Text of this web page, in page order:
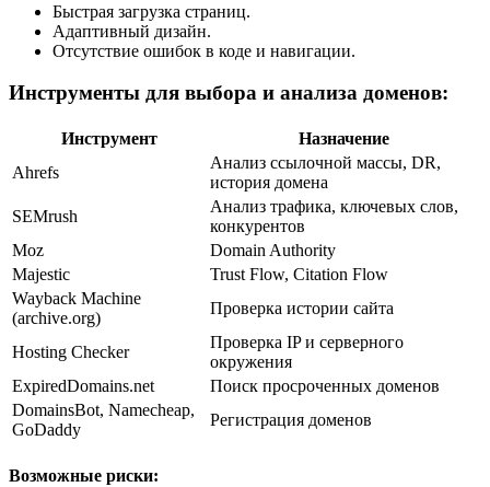
Быстрая загрузка страниц.
Адаптивный дизайн.
Отсутствие ошибок в коде и навигации.
Инструменты для выбора и анализа доменов:
Инструмент
Назначение
Ahrefs
Анализ ссылочной массы, DR,
история домена
SEMrush
Анализ трафика, ключевых слов,
конкурентов
Moz
Domain Authority
Majestic
Trust Flow, Citation Flow
Wayback Machine
(archive.org)
Проверка истории сайта
Hosting Checker
Проверка IP и серверного
окружения
ExpiredDomains.net
Поиск просроченных доменов
DomainsBot, Namecheap,
GoDaddy
Регистрация доменов
Возможные риски: